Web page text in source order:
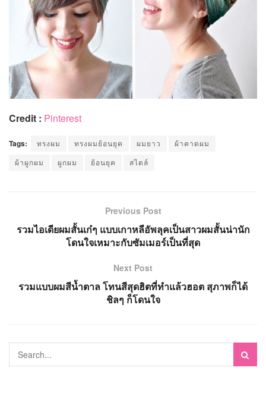
Credit : Pinterest
Tags: ทรงผม ทรงผมย้อนยุค ผมยาว
ผ้าคาดผม
ผ้าผูกผม
ผูกผม ย้อนยุค สไตล์
Previous Post
รวมไอเดียผมสั้นเก๋ๆ แบบเกาหลีอัพลุคเป็นสาวผมสั้นน่านัก
โดนใจเหมาะกับซัมเมอร์เป็นที่สุด
Next Post
รวมแบบผมสีน้ำตาล โทนสีสุดฮิตที่ทำแล้วฮอต สุภาพก็ได้
ชิลๆ ก็โดนใจ